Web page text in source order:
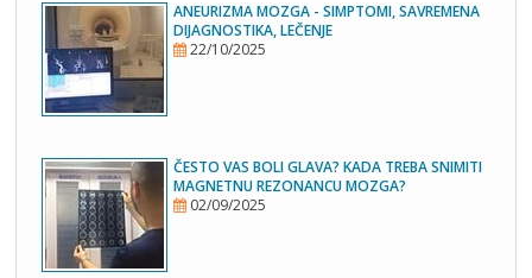
ANEURIZMA MOZGA - SIMPTOMI, SAVREMENA
DIJAGNOSTIKA, LEČENJE
22/10/2025
ČESTO VAS BOLI GLAVA? KADA TREBA SNIMITI
MAGNETNU REZONANCU MOZGA?
02/09/2025